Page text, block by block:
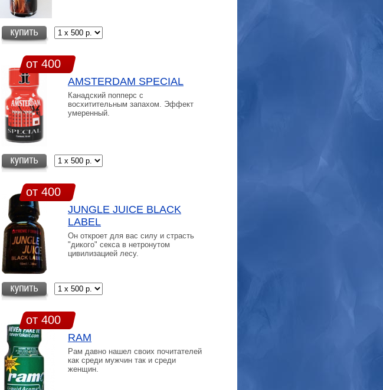
от 400
AMSTERDAM SPECIAL
Канадский попперс с
восхитительным запахом. Эффект
умеренный.
от 400
JUNGLE JUICE BLACK
LABEL
Он откроет для вас силу и страсть
"дикого" секса в нетронутом
цивилизацией лесу.
от 400
RAM
Рам давно нашел своих почитателей
как среди мужчин так и среди
женщин.